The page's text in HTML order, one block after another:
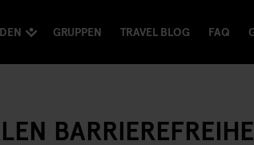
GRUPPEN TRAVEL BLOG FAQ